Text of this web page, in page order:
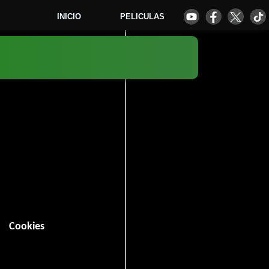
INICIO PELICULAS
Cookies
Romance